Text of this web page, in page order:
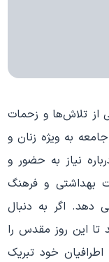
از تلاش‌ها و زحمات
به ویژه زنان و
نیاز به حضور و
بهداشتی و فرهنگ
دهد. اگر به دنبال
تا این روز مقدس را
خود تبریک